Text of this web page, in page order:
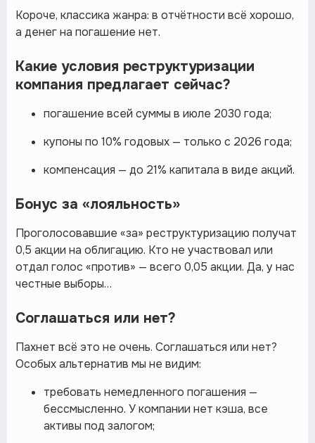
Короче, классика жанра: в отчётности всё хорошо,
а денег на погашение нет.
Какие условия реструктуризации
компания предлагает сейчас?
погашение всей суммы в июле 2030 года;
купоны по 10% годовых — только с 2026 года;
компенсация — до 21% капитала в виде акций.
Бонус за «лояльность»
Проголосовавшие «за» реструктуризацию получат
0,5 акции на облигацию. Кто не участвовал или
отдал голос «против» — всего 0,05 акции. Да, у нас
честные выборы…
Соглашаться или нет?
Пахнет всё это не очень. Соглашаться или нет?
Особых альтернатив мы не видим:
требовать немедленного погашения —
бессмысленно. У компании нет кэша, все
активы под залогом;